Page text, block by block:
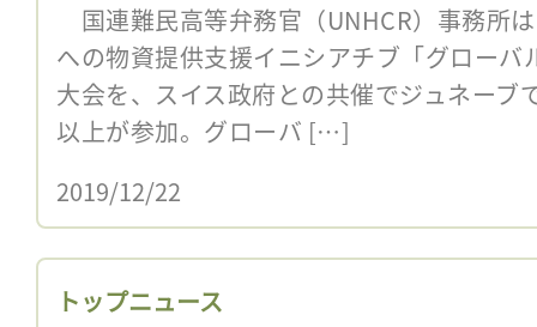
国連難民高等弁務官（UNHCR）事務所
への物資提供支援イニシアチブ「グローバ
大会を、スイス政府との共催でジュネーブ
以上が参加。グローバ […]
2019/12/22
トップニュース